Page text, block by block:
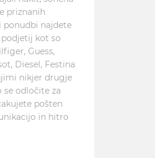
priznanih
ponudbi najdete
kot so
Guess,
Diesel, Festina
nikjer drugje
se odločite za
pošten
in hitro